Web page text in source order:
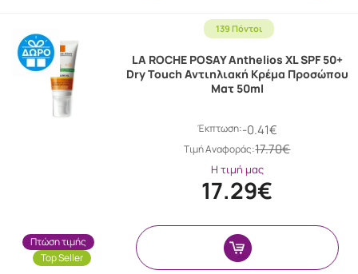
139 Πόντοι
Πτώση τιμής
Top Seller
LA ROCHE POSAY Anthelios XL SPF 50+
Dry Touch Αντιηλιακή Κρέμα Προσώπου
Ματ 50ml
Έκπτωση:-0.41€
Tιμή Αναφοράς:17.70€
Η τιμή μας
17.29€